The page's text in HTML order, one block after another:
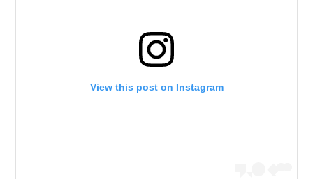
View this post on Instagram